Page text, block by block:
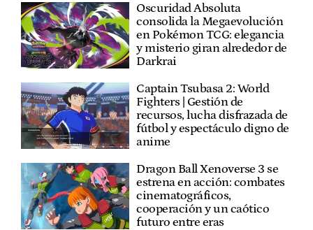
Oscuridad Absoluta
consolida la Megaevolución
en Pokémon TCG: elegancia
y misterio giran alrededor de
Darkrai
Captain Tsubasa 2: World
Fighters | Gestión de
recursos, lucha disfrazada de
fútbol y espectáculo digno de
anime
Dragon Ball Xenoverse 3 se
estrena en acción: combates
cinematográficos,
cooperación y un caótico
futuro entre eras